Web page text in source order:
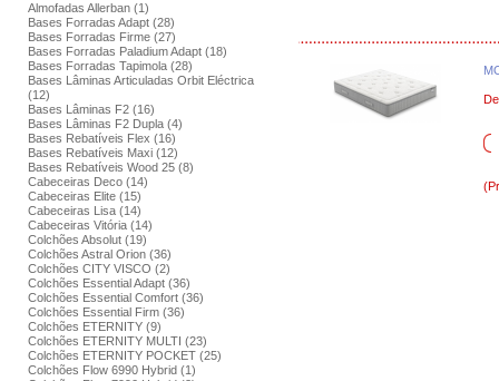
Almofadas Allerban (1)
Bases Forradas Adapt (28)
Bases Forradas Firme (27)
Bases Forradas Paladium Adapt (18)
Bases Forradas Tapimola (28)
Bases Lâminas Articuladas Orbit Eléctrica
(12)
Bases Lâminas F2 (16)
Bases Lâminas F2 Dupla (4)
Bases Rebatíveis Flex (16)
Bases Rebatíveis Maxi (12)
Bases Rebatíveis Wood 25 (8)
Cabeceiras Deco (14)
Cabeceiras Elite (15)
Cabeceiras Lisa (14)
Cabeceiras Vitória (14)
Colchões Absolut (19)
Colchões Astral Orion (36)
Colchões CITY VISCO (2)
Colchões Essential Adapt (36)
Colchões Essential Comfort (36)
Colchões Essential Firm (36)
Colchões ETERNITY (9)
Colchões ETERNITY MULTI (23)
Colchões ETERNITY POCKET (25)
Colchões Flow 6990 Hybrid (1)